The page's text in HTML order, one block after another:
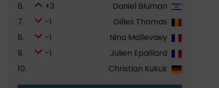
6.
+3
Daniel Bluman
7.
-1
Gilles Thomas
8.
-1
Nina Mallevaey
9.
-1
Julien Epaillard
10.
Christian Kukuk